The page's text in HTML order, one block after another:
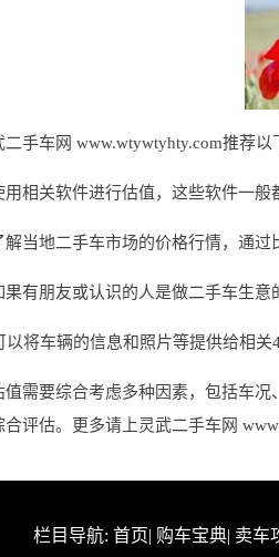
手车网 www.wtywtyhty.com推荐以
相关软件进行估值，这些软件一
当地二手车市场的价格行情，通
有朋友或认识的人是做二手车生意
以将车辆的信息和照片等提供给相
值需要综合考虑多种因素，包括车
评估。更多请上灵武二手车网
栏目导航: 首页| 购车宝典| 卖车